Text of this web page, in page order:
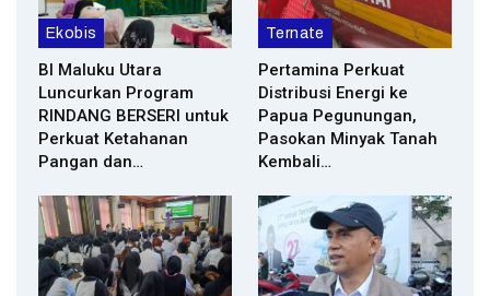
Ekobis
BI Maluku Utara
Luncurkan Program
RINDANG BERSERI untuk
Perkuat Ketahanan
Pangan dan…
Ternate
Pertamina Perkuat
Distribusi Energi ke
Papua Pegunungan,
Pasokan Minyak Tanah
Kembali…